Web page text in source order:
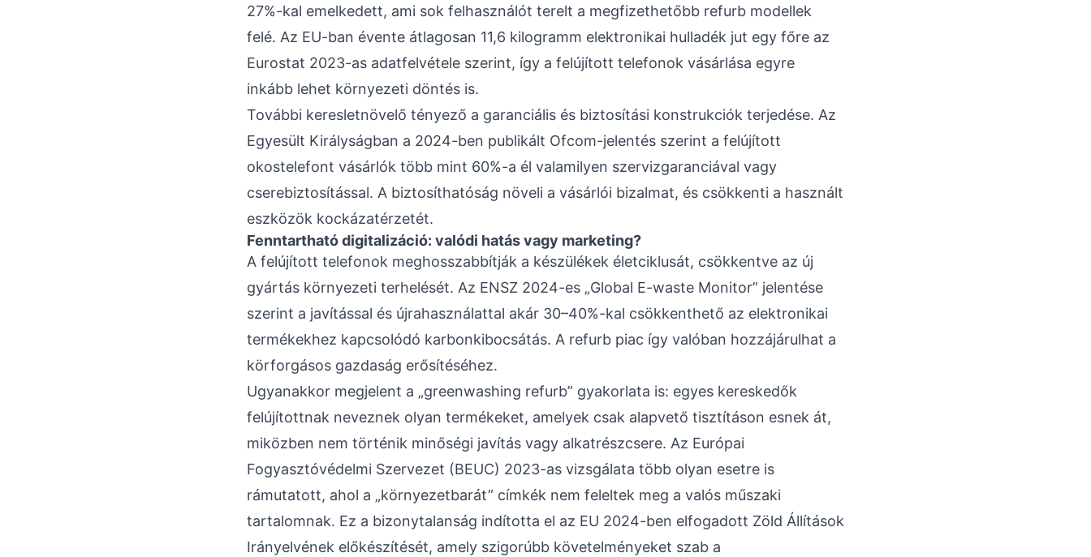
27%-kal emelkedett, ami sok felhasználót terelt a megfizethetőbb refurb modellek
felé. Az EU-ban évente átlagosan 11,6 kilogramm elektronikai hulladék jut egy főre az
Eurostat 2023-as adatfelvétele szerint, így a felújított telefonok vásárlása egyre
inkább lehet környezeti döntés is.
További keresletnövelő tényező a garanciális és biztosítási konstrukciók terjedése. Az
Egyesült Királyságban a 2024-ben publikált Ofcom-jelentés szerint a felújított
okostelefont vásárlók több mint 60%-a él valamilyen szervizgaranciával vagy
cserebiztosítással. A biztosíthatóság növeli a vásárlói bizalmat, és csökkenti a használt
eszközök kockázatérzetét.
Fenntartható digitalizáció: valódi hatás vagy marketing?
A felújított telefonok meghosszabbítják a készülékek életciklusát, csökkentve az új
gyártás környezeti terhelését. Az ENSZ 2024-es „Global E-waste Monitor” jelentése
szerint a javítással és újrahasználattal akár 30–40%-kal csökkenthető az elektronikai
termékekhez kapcsolódó karbonkibocsátás. A refurb piac így valóban hozzájárulhat a
körforgásos gazdaság erősítéséhez.
Ugyanakkor megjelent a „greenwashing refurb” gyakorlata is: egyes kereskedők
felújítottnak neveznek olyan termékeket, amelyek csak alapvető tisztításon esnek át,
miközben nem történik minőségi javítás vagy alkatrészcsere. Az Európai
Fogyasztóvédelmi Szervezet (BEUC) 2023-as vizsgálata több olyan esetre is
rámutatott, ahol a „környezetbarát” címkék nem feleltek meg a valós műszaki
tartalomnak. Ez a bizonytalanság indította el az EU 2024-ben elfogadott Zöld Állítások
Irányelvének előkészítését, amely szigorúbb követelményeket szab a